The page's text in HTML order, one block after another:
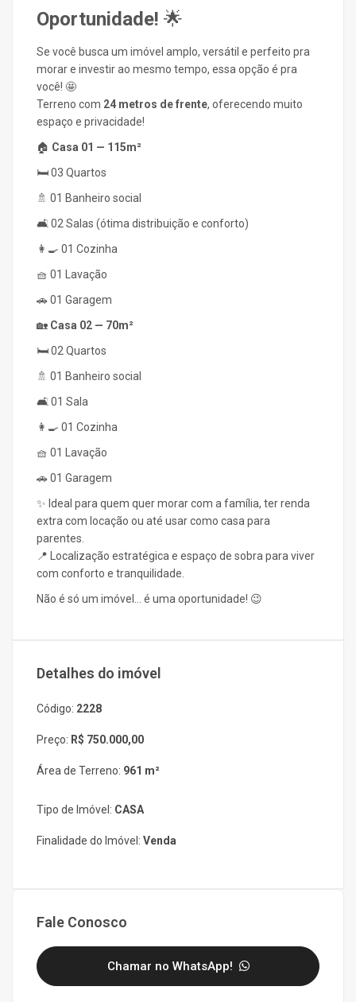
Oportunidade! 🌟
Se você busca um imóvel amplo, versátil e perfeito pra
morar e investir ao mesmo tempo, essa opção é pra
você! 🤩
Terreno com 24 metros de frente, oferecendo muito
espaço e privacidade!
🏠 Casa 01 — 115m²
🛏️ 03 Quartos
🚿 01 Banheiro social
🛋️ 02 Salas (ótima distribuição e conforto)
👩‍🍳 01 Cozinha
🧺 01 Lavação
🚗 01 Garagem
🏡 Casa 02 — 70m²
🛏️ 02 Quartos
🚿 01 Banheiro social
🛋️ 01 Sala
👩‍🍳 01 Cozinha
🧺 01 Lavação
🚗 01 Garagem
✨ Ideal para quem quer morar com a família, ter renda
extra com locação ou até usar como casa para
parentes.
📍 Localização estratégica e espaço de sobra para viver
com conforto e tranquilidade.
Não é só um imóvel… é uma oportunidade! 😉
Detalhes do imóvel
Código: 2228
Preço: R$ 750.000,00
Área de Terreno: 961 m²
Tipo de Imóvel: CASA
Finalidade do Imóvel: Venda
Fale Conosco
Chamar no WhatsApp!